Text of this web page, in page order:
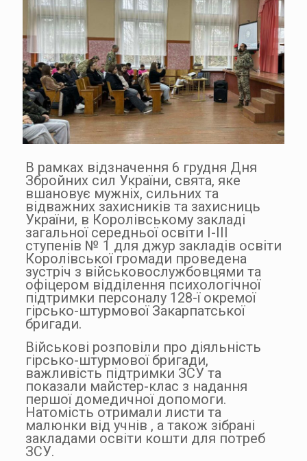
В рамках відзначення 6 грудня Дня
Збройних сил України, свята, яке
вшановує мужніх, сильних та
відважних захисників та захисниць
України, в Королівському закладі
загальної середньої освіти І-ІІІ
ступенів № 1 для джур закладів освіти
Королівської громади проведена
зустріч з військовослужбовцями та
офіцером відділення психологічної
підтримки персоналу 128-ї окремої
гірсько-штурмової Закарпатської
бригади.
Військові розповіли про діяльність
гірсько-штурмової бригади,
важливість підтримки ЗСУ та
показали майстер-клас з надання
першої домедичної допомоги.
Натомість отримали листи та
малюнки від учнів , а також зібрані
закладами освіти кошти для потреб
ЗСУ.